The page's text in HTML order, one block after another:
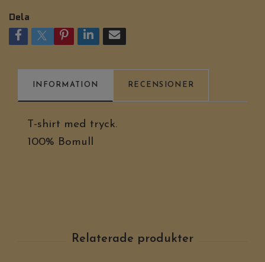
Dela
INFORMATION RECENSIONER
T-shirt med tryck.
100% Bomull